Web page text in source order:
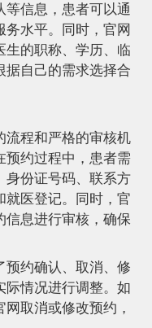
等信息，患者可以通
水平。同时，官网
生的职称、学历、临
据自己的需求选择合
流程和严格的审核机
预约过程中，患者需
身份证号码、联系方
就医登记。同时，官
信息进行审核，确保
预约确认、取消、修
际情况进行调整。如
取消或修改预约，